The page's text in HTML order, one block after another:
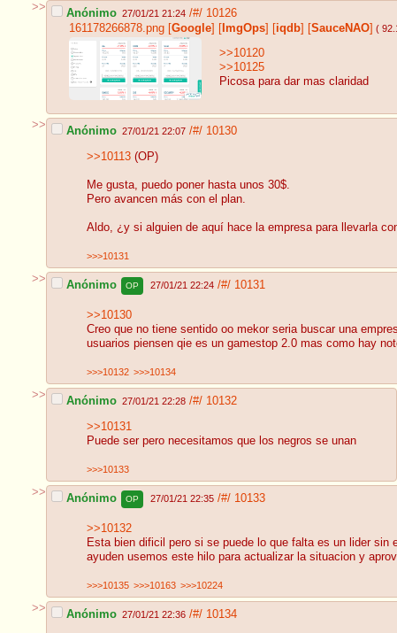
>> Anónimo 27/01/21 21:24 /#/ 10126
161178266878.png [Google] [ ImgOps] [iqdb] [SauceNAO] (
>>10120
>>10125
Picosa para dar mas claridad
>> Anónimo 27/01/21 22:07 /#/ 10130
>>10113 (OP)
Me gusta, puedo poner hasta unos 30$.
Pero avancen más con el plan.
Aldo, ¿y si alguien de aquí hace la empresa para llevarla
>>>10131
>> Anónimo OP 27/01/21 22:24 /#/ 10131
>>10130
Creo que no tiene sentido oo mekor seria buscar una
usuarios piensen qie es un gamestop 2.0 mas como hay
>>>10132 >>>10134
>> Anónimo 27/01/21 22:28 /#/ 10132
>>10131
Puede ser pero necesitamos que los negros se unan
>>>10133
>> Anónimo OP 27/01/21 22:35 /#/ 10133
>>10132
Esta bien dificil pero si se puede lo que falta es un lider
ayuden usemos este hilo para actualizar la situacion y
>>>10135 >>>10163 >>>10224
>> Anónimo 27/01/21 22:36 /#/ 10134